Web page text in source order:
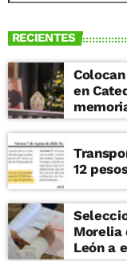
RECIENTES
en
12
Morelia
León a